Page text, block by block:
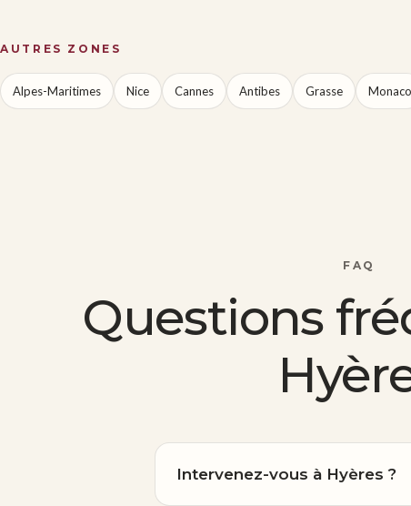
AUTRES ZONES
Alpes-Maritimes Nice Cannes Antibes Grasse Monaco
FAQ
Questions
Intervenez-vous à Hyères ?